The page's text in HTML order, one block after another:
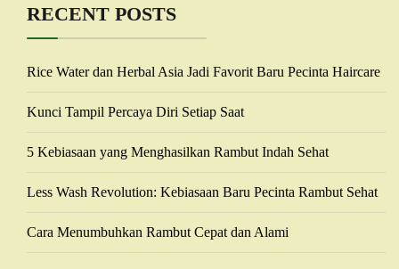
RECENT POSTS
Rice Water dan Herbal Asia Jadi Favorit Baru Pecinta Haircare
Kunci Tampil Percaya Diri Setiap Saat
5 Kebiasaan yang Menghasilkan Rambut Indah Sehat
Less Wash Revolution: Kebiasaan Baru Pecinta Rambut Sehat
Cara Menumbuhkan Rambut Cepat dan Alami